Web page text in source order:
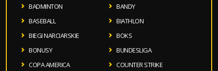
BADMINTON
BANDY
BASEBALL
BIATHLON
BIEGI NARCIARSKIE
BOKS
BONUSY
BUNDESLIGA
COPA AMERICA
COUNTER STRIKE